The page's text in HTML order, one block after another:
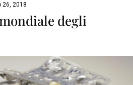
26, 2018
degli